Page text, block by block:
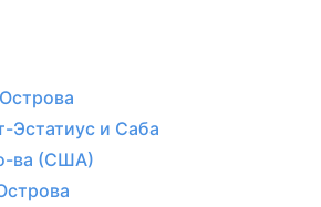
и Саба
ва (США)